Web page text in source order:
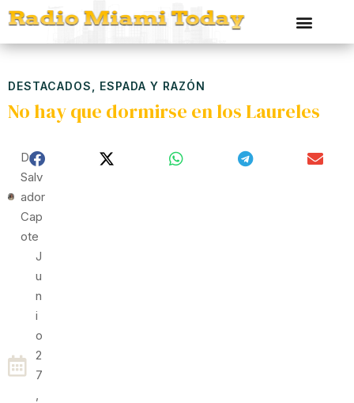
DESTACADOS ESPADA Y RAZÓN
No hay que dormirse en los Laureles
Dr
Salv
Ador
Cap
Ote
J
U
N
I
O
2
7
,